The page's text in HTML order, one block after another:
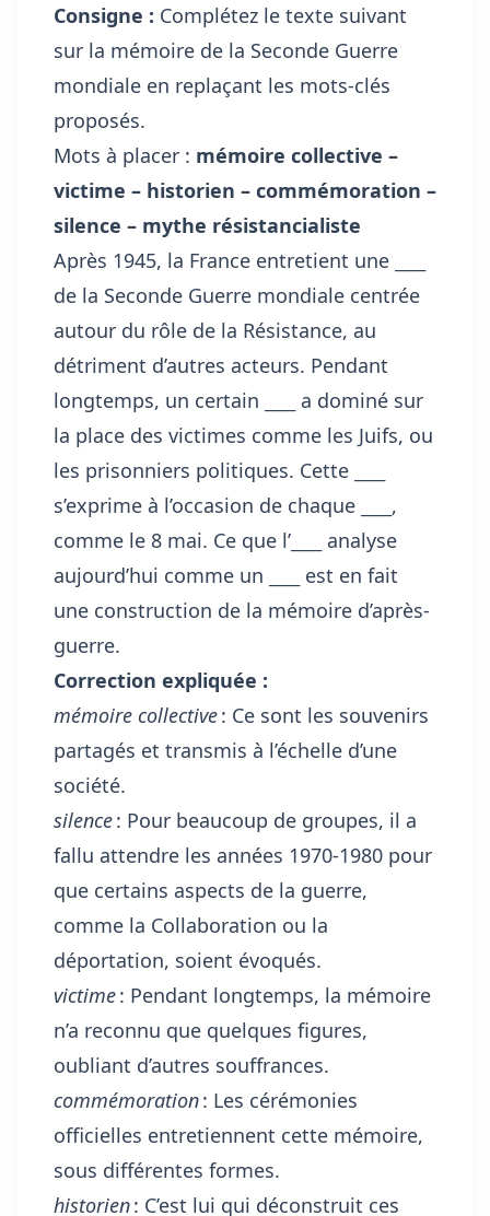
Consigne : Complétez le texte suivant
sur la mémoire de la Seconde Guerre
mondiale en replaçant les mots-clés
proposés.
Mots à placer : mémoire collective –
victime – historien – commémoration –
silence – mythe résistancialiste
Après 1945, la France entretient une
de la Seconde Guerre mondiale centrée
autour du rôle de la Résistance, au
détriment d’autres acteurs. Pendant
longtemps, un certain
a dominé sur
la place des victimes comme les Juifs, ou
les prisonniers politiques. Cette
s’exprime à l’occasion de chaque
,
comme le 8 mai. Ce que l’
analyse
aujourd’hui comme un
est en fait
une construction de la mémoire d’après-
guerre.
Correction expliquée :
mémoire collective: Ce sont les souvenirs
partagés et transmis à l’échelle d’une
société.
silence: Pour beaucoup de groupes, il a
fallu attendre les années 1970-1980 pour
que certains aspects de la guerre,
comme la Collaboration ou la
déportation, soient évoqués.
victime: Pendant longtemps, la mémoire
n’a reconnu que quelques figures,
oubliant d’autres souffrances.
commémoration: Les cérémonies
officielles entretiennent cette mémoire,
sous différentes formes.
historien: C’est lui qui déconstruit ces